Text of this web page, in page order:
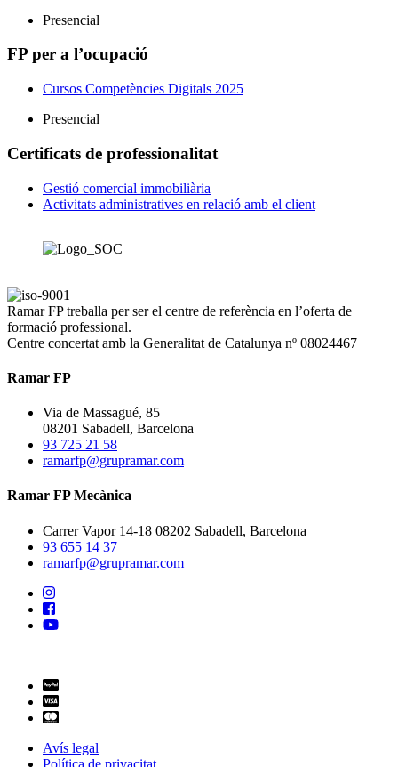
Presencial
FP per a l’ocupació
Cursos Competències Digitals 2025
Presencial
Certificats de professionalitat
Gestió comercial immobiliària
Activitats administratives en relació amb el client
Ramar FP treballa per ser el centre de referència en l’oferta de
formació professional.
Centre concertat amb la Generalitat de Catalunya nº 08024467
Ramar FP
Via de Massagué, 85
08201 Sabadell, Barcelona
93 725 21 58
ramarfp@grupramar.com
Ramar FP Mecànica
Carrer Vapor 14-18 08202 Sabadell, Barcelona
93 655 14 37
ramarfp@grupramar.com
Avís legal
Política de privacitat